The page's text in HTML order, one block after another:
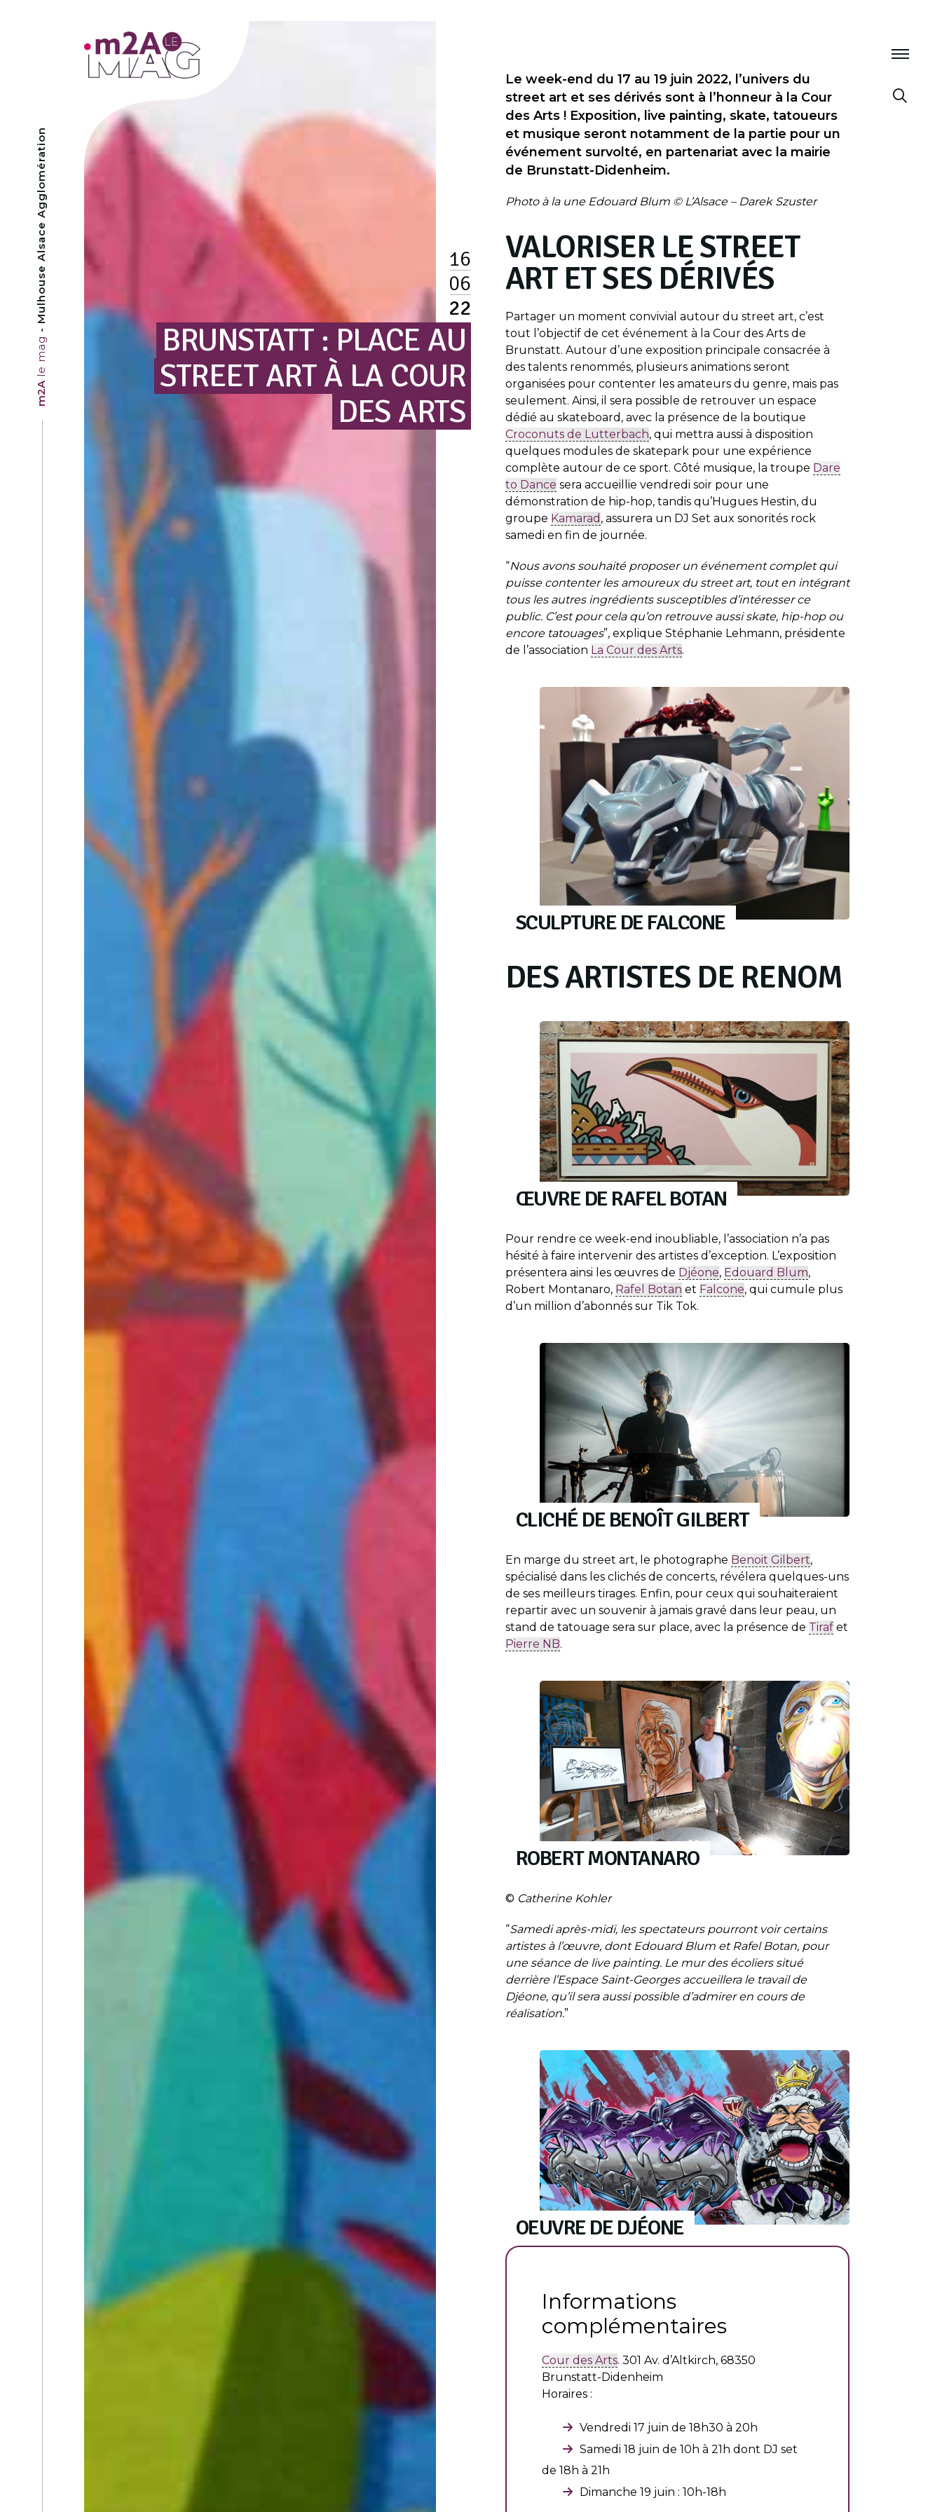
m2A
le mag
- Mulhouse Alsace Agglomération
16
06
22
BRUNSTATT : PLACE AU
STREET ART À LA COUR
DES ARTS
Le week-end du 17 au 19 juin 2022, l’univers du
street art et ses dérivés sont à l’honneur à la Cour
des Arts ! Exposition, live painting, skate, tatoueurs
et musique seront notamment de la partie pour un
événement survolté, en partenariat avec la mairie
de Brunstatt-Didenheim.
Photo à la une Edouard Blum © L’Alsace – Darek Szuster
VALORISER LE STREET
ART ET SES DÉRIVÉS
Partager un moment convivial autour du street art, c’est
tout l’objectif de cet événement à la Cour des Arts de
Brunstatt. Autour d’une exposition principale consacrée à
des talents renommés, plusieurs animations seront
organisées pour contenter les amateurs du genre, mais pas
seulement. Ainsi, il sera possible de retrouver un espace
dédié au skateboard, avec la présence de la boutique
Croconuts de Lutterbach, qui mettra aussi à disposition
quelques modules de skatepark pour une expérience
complète autour de ce sport. Côté musique, la troupe Dare
to Dance sera accueillie vendredi soir pour une
démonstration de hip-hop, tandis qu’Hugues Hestin, du
groupe Kamarad , assurera un DJ Set aux sonorités rock
samedi en fin de journée.
“Nous avons souhaité proposer un événement complet qui
puisse contenter les amoureux du street art, tout en intégrant
tous les autres ingrédients susceptibles d’intéresser ce
public. C’est pour cela qu’on retrouve aussi skate, hip-hop ou
encore tatouages”, explique Stéphanie Lehmann, présidente
de l’association La Cour des Arts.
SCULPTURE DE FALCONE
DES ARTISTES DE RENOM
ŒUVRE DE RAFEL BOTAN
Pour rendre ce week-end inoubliable, l’association n’a pas
hésité à faire intervenir des artistes d’exception. L’exposition
présentera ainsi les œuvres de Djéone, Edouard Blum,
Robert Montanaro, Rafel Botan et Falcone, qui cumule plus
d’un million d’abonnés sur Tik Tok.
CLICHÉ DE BENOÎT GILBERT
En marge du street art, le photographe Benoit Gilbert,
spécialisé dans les clichés de concerts, révélera quelques-uns
de ses meilleurs tirages. Enfin, pour ceux qui souhaiteraient
repartir avec un souvenir à jamais gravé dans leur peau, un
stand de tatouage sera sur place, avec la présence de Tirafet
Pierre NB.
ROBERT MONTANARO
© Catherine Kohler
“Samedi après-midi, les spectateurs pourront voir certains
artistes à l’œuvre, dont Edouard Blum et Rafel Botan, pour
une séance de live painting. Le mur des écoliers situé
derrière l’Espace Saint-Georges accueillera le travail de
Djéone, qu’il sera aussi possible d’admirer en cours de
réalisation.”
OEUVRE DE DJÉONE
Informations
complémentaires
Cour des Arts. 301 Av. d’Altkirch, 68350
Brunstatt-Didenheim
Horaires :
Vendredi 17 juin de 18h30 à 20h
Samedi 18 juin de 10h à 21h dont DJ set
de 18h à 21h
Dimanche 19 juin : 10h-18h